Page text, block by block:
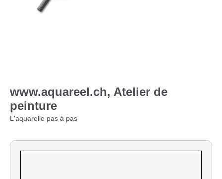
www.aquareel.ch, Atelier de
peinture
L'aquarelle pas à pas